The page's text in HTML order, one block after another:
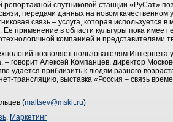
спутниковой станции «РуСат»
передачи данных на новом
связь – услуга, которая
Ее применение в области культуры пока
компанией и представителями
позволяет пользователям
говорит Алексей Компанцев, директор
удается приблизить к людям разного
трансляцию, выставка «Россия – связь
(maltsev@mskit.ru)
, Маркетинг